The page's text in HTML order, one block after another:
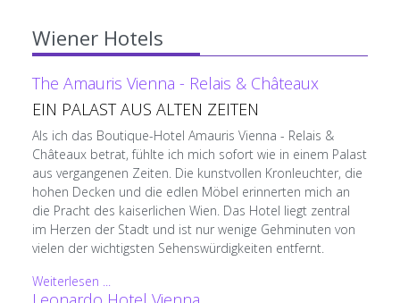
Wiener Hotels
The Amauris Vienna - Relais & Châteaux
EIN PALAST AUS ALTEN ZEITEN
Als ich das Boutique-Hotel Amauris Vienna - Relais &
Châteaux betrat, fühlte ich mich sofort wie in einem Palast
aus vergangenen Zeiten. Die kunstvollen Kronleuchter, die
hohen Decken und die edlen Möbel erinnerten mich an
die Pracht des kaiserlichen Wien. Das Hotel liegt zentral
im Herzen der Stadt und ist nur wenige Gehminuten von
vielen der wichtigsten Sehenswürdigkeiten entfernt.
Weiterlesen ...